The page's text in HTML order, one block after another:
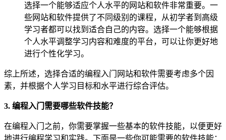
选择一个能够适应个人水平的网站和软件非常重要。一
些网站和软件提供了不同级别的课程，从初学者到高级
学习者都可以找到适合自己的内容。选择一个能够根据
个人水平调整学习内容和难度的平台，可以让你更好地
进行个性化学习。
综上所述，选择合适的编程入门网站和软件需要考虑多个因
素，并根据个人学习目标和水平进行综合评估。
3. 编程入门需要哪些软件技能？
在编程入门之前，你需要掌握一些基本的软件技能，以便更好
地进行编程学习和实践。下面是一些你可能需要的软件技能：